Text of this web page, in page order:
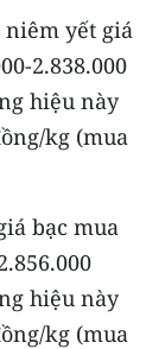
yết giá
2.838.000
hiệu này
kg (mua
bạc mua
hiệu này
kg (mua